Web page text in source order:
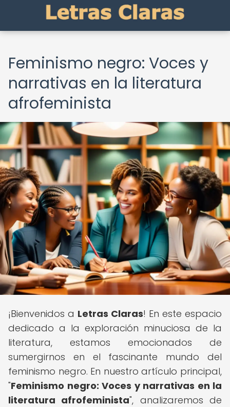
Feminismo negro: Voces y
narrativas en la literatura
afrofeminista
¡Bienvenidos a Letras Claras! En este espacio
dedicado a la exploración minuciosa de la
literatura, estamos emocionados de
sumergirnos en el fascinante mundo del
feminismo negro. En nuestro artículo principal,
"Feminismo negro: Voces y narrativas en la
literatura afrofeminista", analizaremos de